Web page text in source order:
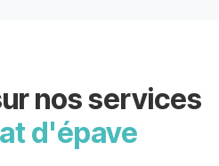
nos services
d'épave